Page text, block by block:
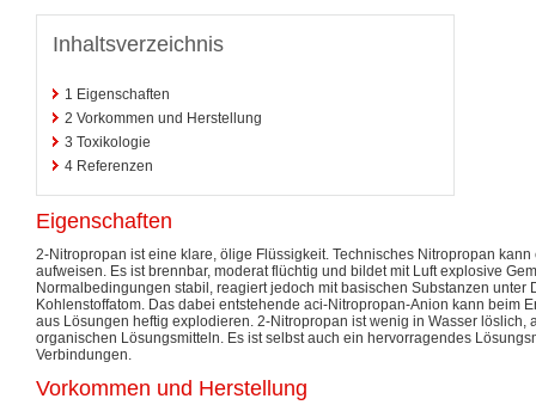
Inhaltsverzeichnis
1 Eigenschaften
2 Vorkommen und Herstellung
3 Toxikologie
4 Referenzen
Eigenschaften
2-Nitropropan ist eine klare, ölige Flüssigkeit. Technisches Nitropropan
aufweisen. Es ist brennbar, moderat flüchtig und bildet mit Luft explosive
Normalbedingungen stabil, reagiert jedoch mit basischen Substanzen unter
Kohlenstoffatom. Das dabei entstehende aci-Nitropropan-Anion kann beim
aus Lösungen heftig explodieren. 2-Nitropropan ist wenig in Wasser löslich,
organischen Lösungsmitteln. Es ist selbst auch ein hervorragendes
Verbindungen.
Vorkommen und Herstellung